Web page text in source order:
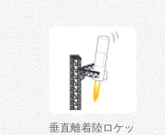
垂直離着陸ロケッ